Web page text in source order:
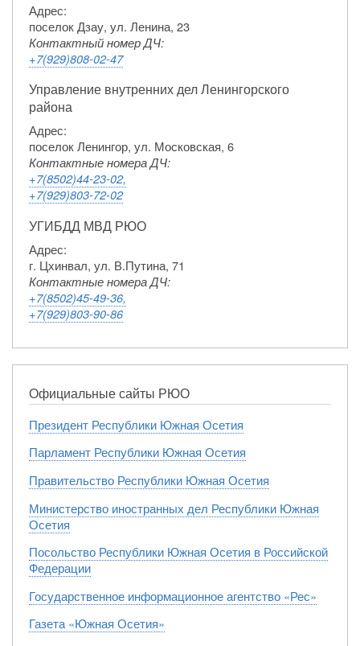
Адрес:
поселок Дзау, ул. Ленина, 23
Контактный номер ДЧ:
+7(929)808-02-47
Управление внутренних дел Ленингорского
района
Адрес:
поселок Ленингор, ул. Московская, 6
Контактные номера ДЧ:
+7(8502)44-23-02,
+7(929)803-72-02
УГИБДД МВД РЮО
Адрес:
г. Цхинвал, ул. В.Путина, 71
Контактные номера ДЧ:
+7(8502)45-49-36,
+7(929)803-90-86
Официальные сайты РЮО
Президент Республики Южная Осетия
Парламент Республики Южная Осетия
Правительство Республики Южная Осетия
Министерство иностранных дел Республики Южная
Осетия
Посольство Республики Южная Осетия в Российской
Федерации
Государственное информационное агентство «Рес»
Газета «Южная Осетия»